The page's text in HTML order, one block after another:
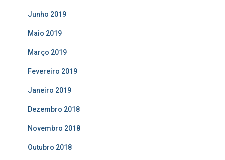
Junho 2019
Maio 2019
Março 2019
Fevereiro 2019
Janeiro 2019
Dezembro 2018
Novembro 2018
Outubro 2018